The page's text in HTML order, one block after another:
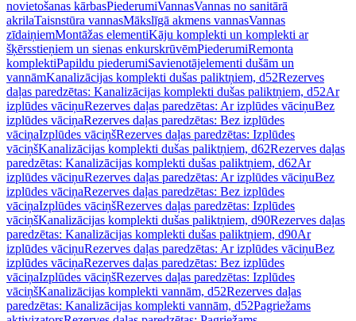
novietošanas kārbasPiederumiVannasVannas no sanitārā
akrilaTaisnstūra vannasMākslīgā akmens vannasVannas
zīdaiņiemMontāžas elementiKāju komplekti un komplekti ar
šķērsstieņiem un sienas enkurskrūvēmPiederumiRemonta
komplektiPapildu piederumiSavienotājelementi dušām un
vannāmKanalizācijas komplekti dušas paliktņiem, d52Rezerves
daļas paredzētas: Kanalizācijas komplekti dušas paliktņiem, d52Ar
izplūdes vāciņuRezerves daļas paredzētas: Ar izplūdes vāciņuBez
izplūdes vāciņaRezerves daļas paredzētas: Bez izplūdes
vāciņaIzplūdes vāciņšRezerves daļas paredzētas: Izplūdes
vāciņšKanalizācijas komplekti dušas paliktņiem, d62Rezerves daļas
paredzētas: Kanalizācijas komplekti dušas paliktņiem, d62Ar
izplūdes vāciņuRezerves daļas paredzētas: Ar izplūdes vāciņuBez
izplūdes vāciņaRezerves daļas paredzētas: Bez izplūdes
vāciņaIzplūdes vāciņšRezerves daļas paredzētas: Izplūdes
vāciņšKanalizācijas komplekti dušas paliktņiem, d90Rezerves daļas
paredzētas: Kanalizācijas komplekti dušas paliktņiem, d90Ar
izplūdes vāciņuRezerves daļas paredzētas: Ar izplūdes vāciņuBez
izplūdes vāciņaRezerves daļas paredzētas: Bez izplūdes
vāciņaIzplūdes vāciņšRezerves daļas paredzētas: Izplūdes
vāciņšKanalizācijas komplekti vannām, d52Rezerves daļas
paredzētas: Kanalizācijas komplekti vannām, d52Pagriežams